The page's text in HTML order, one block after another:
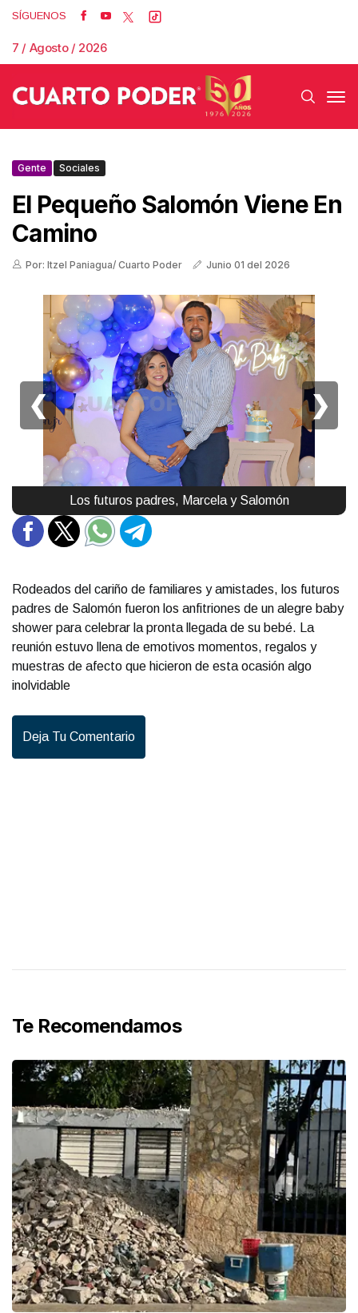
SÍGUENOS
7 / Agosto / 2026
Gente Sociales
El Pequeño Salomón Viene En
Camino
Por: Itzel Paniagua/ Cuarto Poder Junio 01 del 2026
Los futuros padres, Marcela y Salomón
❮ ❯
Rodeados del cariño de familiares y amistades, los futuros
padres de Salomón fueron los anfitriones de un alegre baby
shower para celebrar la pronta llegada de su bebé. La
reunión estuvo llena de emotivos momentos, regalos y
muestras de afecto que hicieron de esta ocasión algo
inolvidable
Deja Tu Comentario
Te Recomendamos